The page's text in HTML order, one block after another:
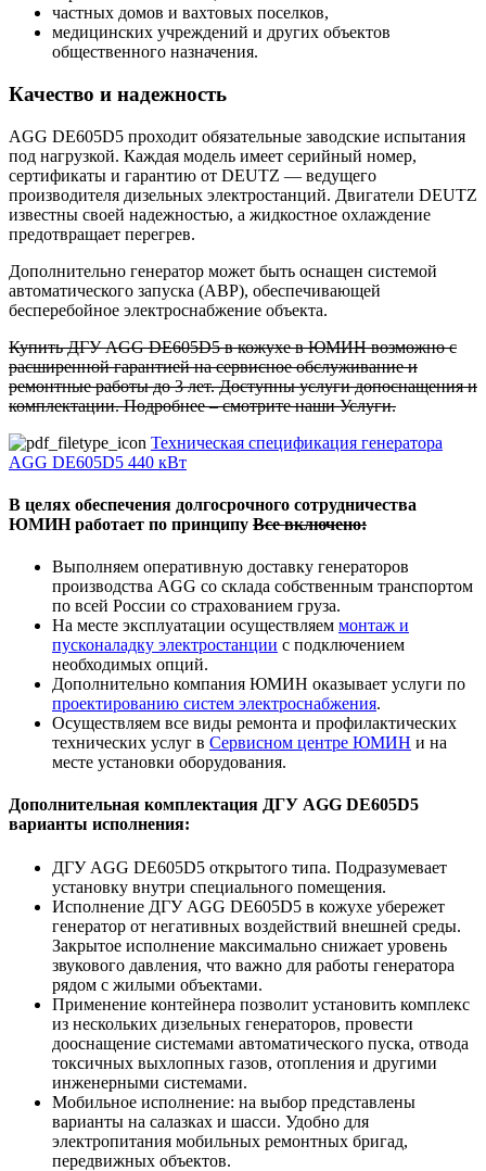
частных домов и вахтовых поселков,
медицинских учреждений и других объектов
общественного назначения.
Качество и надежность
AGG DE605D5 проходит обязательные заводские испытания
под нагрузкой. Каждая модель имеет серийный номер,
сертификаты и гарантию от DEUTZ — ведущего
производителя дизельных электростанций. Двигатели DEUTZ
известны своей надежностью, а жидкостное охлаждение
предотвращает перегрев.
Дополнительно генератор может быть оснащен системой
автоматического запуска (АВР), обеспечивающей
бесперебойное электроснабжение объекта.
Купить ДГУ AGG DE605D5 в кожухе в ЮМИН возможно с
расширенной гарантией на сервисное обслуживание и
ремонтные работы до 3 лет. Доступны услуги допоснащения и
комплектации. Подробнее – смотрите наши Услуги.
Техническая спецификация генератора
AGG DE605D5 440 кВт
В целях обеспечения долгосрочного сотрудничества
ЮМИН работает по принципу Все включено:
Выполняем оперативную доставку генераторов
производства AGG со склада собственным транспортом
по всей России со страхованием груза.
На месте эксплуатации осуществляем монтаж и
пусконаладку электростанции с подключением
необходимых опций.
Дополнительно компания ЮМИН оказывает услуги по
проектированию систем электроснабжения.
Осуществляем все виды ремонта и профилактических
технических услуг в Сервисном центре ЮМИН и на
месте установки оборудования.
Дополнительная комплектация ДГУ AGG DE605D5
варианты исполнения:
ДГУ AGG DE605D5 открытого типа. Подразумевает
установку внутри специального помещения.
Исполнение ДГУ AGG DE605D5 в кожухе убережет
генератор от негативных воздействий внешней среды.
Закрытое исполнение максимально снижает уровень
звукового давления, что важно для работы генератора
рядом с жилыми объектами.
Применение контейнера позволит установить комплекс
из нескольких дизельных генераторов, провести
дооснащение системами автоматического пуска, отвода
токсичных выхлопных газов, отопления и другими
инженерными системами.
Мобильное исполнение: на выбор представлены
варианты на салазках и шасси. Удобно для
электропитания мобильных ремонтных бригад,
передвижных объектов.